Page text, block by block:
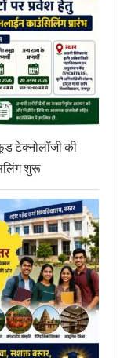
टेक्नोलॉजी की
शुरू